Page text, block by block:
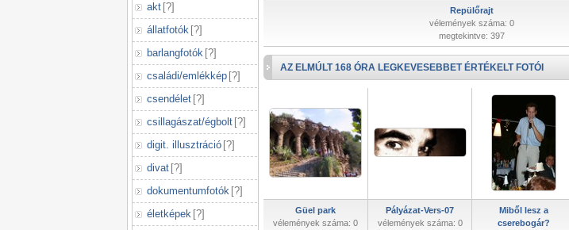
akt [?]
állatfotók [?]
barlangfotók [?]
családi/emlékkép [?]
csendélet [?]
csillagászat/égbolt [?]
digit. illusztráció [?]
divat [?]
dokumentumfotók [?]
életképek [?]
Repülőrajt
vélemények száma: 0
megtekintve: 397
AZ ELMÚLT 168 ÓRA LEGKEVESEBBET ÉRTÉKELT FOTÓI
Güel park
vélemények száma: 0
Pályázat-Vers-07
vélemények száma: 0
Miből lesz a
cserebogár?